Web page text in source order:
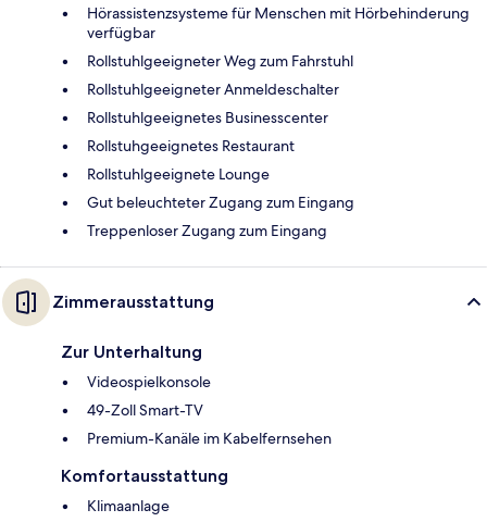
Hörassistenzsysteme für Menschen mit Hörbehinderung
verfügbar
Rollstuhlgeeigneter Weg zum Fahrstuhl
Rollstuhlgeeigneter Anmeldeschalter
Rollstuhlgeeignetes Businesscenter
Rollstuhgeeignetes Restaurant
Rollstuhlgeeignete Lounge
Gut beleuchteter Zugang zum Eingang
Treppenloser Zugang zum Eingang
Zimmerausstattung
Zur Unterhaltung
Videospielkonsole
49-Zoll Smart-TV
Premium-Kanäle im Kabelfernsehen
Komfortausstattung
Klimaanlage